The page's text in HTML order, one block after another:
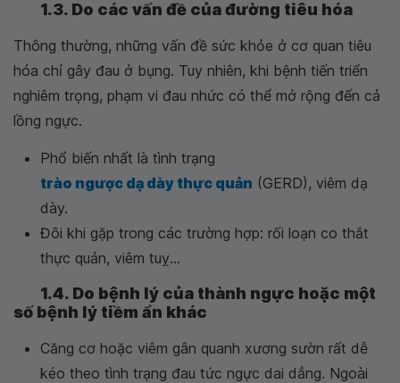
1.3. Do các vấn đề của đường tiêu hóa
Thông thường, những vấn đề sức khỏe ở cơ quan tiêu
hóa chỉ gây đau ở bụng. Tuy nhiên, khi bệnh tiến triển
nghiêm trọng, phạm vi đau nhức có thể mở rộng đến cả
lồng ngực.
Phổ biến nhất là tình trạng
trào ngược dạ dày thực quản (GERD), viêm dạ
dày.
Đôi khi gặp trong các trường hợp: rối loạn co thắt
thực quản, viêm tuỵ...
1.4. Do bệnh lý của thành ngực hoặc một
số bệnh lý tiềm ẩn khác
Căng cơ hoặc viêm gân quanh xương sườn rất dễ
kéo theo tình trạng đau tức ngực dai dẳng. Ngoài